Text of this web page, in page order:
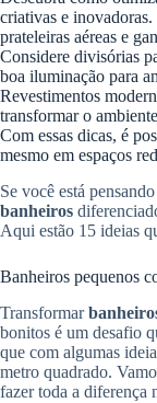
criativas e
prateleiras aéreas e
Considere divisórias
boa iluminação para
Revestimentos
transformar o
Com essas dicas, é
mesmo em espaços
Se você está
banheiros
Aqui estão 15 ideias
Banheiros pequenos
Transformar
bonitos é um desafio
que com algumas
metro quadrado.
fazer toda a diferença